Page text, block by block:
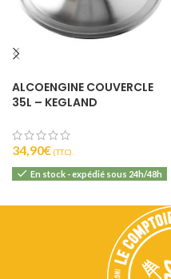
ALCOENGINE COUVERCLE
35L – KEGLAND
34,90€ (T.T.C).
En stock - expédié sous 24h/48h